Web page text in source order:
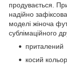
продувається.
надійно
моделі жіноча
сублімаційного
приталений
косий